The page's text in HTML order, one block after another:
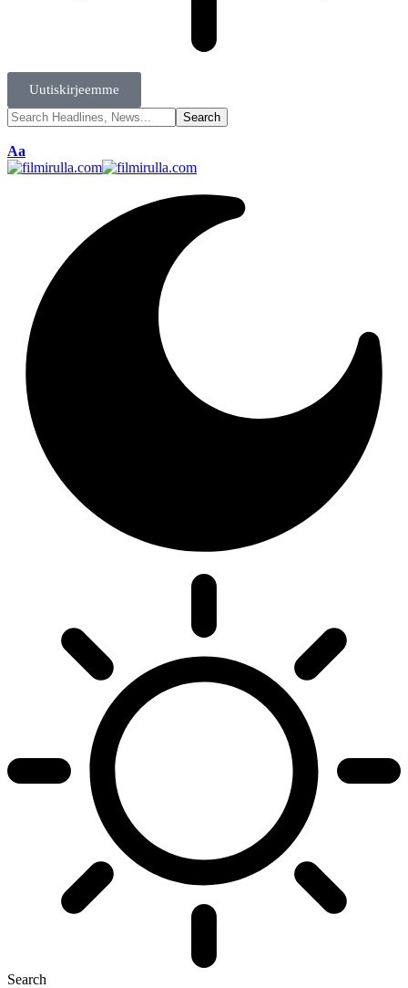
Uutiskirjeemme
Aa
Search